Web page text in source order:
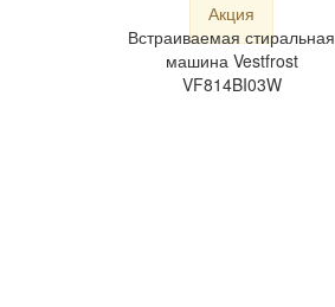
Акция
Встраиваемая стиральная
машина Vestfrost
VF814BI03W